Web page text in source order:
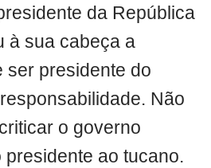
da República
à sua cabeça a
ser presidente do
Não
o governo
ao tucano.